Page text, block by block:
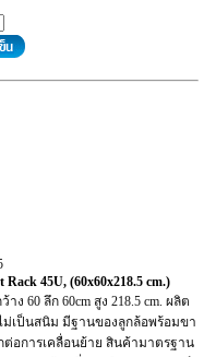
45U, (60x60x218.5 cm.)
60 ลึก 60cm สูง 218.5 cm. ผลิต
ไม่เป็นสนิม มีฐานของลูกล้อพร้อมขา
ต่อการเคลื่อนย้าย สินค้ามาตรฐาน